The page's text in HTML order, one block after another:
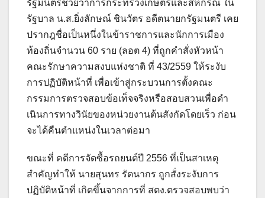
รัฐมนตรีช่วยว่าการกระทรวงเกษตรและสหกรณ์ ใน
รัฐบาล น.ส.ยิ่งลักษณ์ ชินวัตร อดีตนายกรัฐมนตรี เคย
ปรากฎชื่อเป็นหนึ่งในข้าราชการและนักการเมือง
ท้องถิ่นจำนวน 60 ราย (ลอต 4) ที่ถูกคำสั่งหัวหน้า
คณะรักษาความสงบแห่งชาติ ที่ 43/2559 ให้ระงับ
การปฏิบัติหน้าที่ เพื่อเข้าสู่กระบวนการตั้งคณะ
กรรมการตรวจสอบข้อเท็จจริงหรือสอบสวนเพื่อดํา
เนินการทางวินัยของหน่วยงานต้นสังกัดโดยเร็ว ก่อน
จะได้คืนตำแหน่งในเวลาต่อมา
ขณะที่ คดีการจัดซื้อรถยนต์ปี 2556 ที่เป็นสาเหตุ
สำคัญทำให้ นายสุนทร รัตนากร ถูกสั่งระงับการ
ปฏิบัติหน้าที่ เกิดขึ้นจากการที่ สตง.ตรวจสอบพบว่า